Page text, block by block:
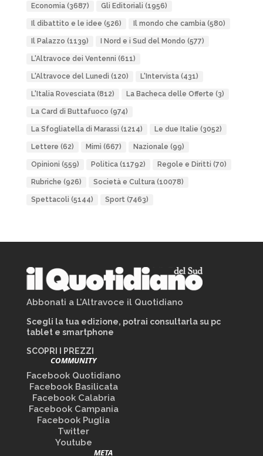
Economia(3687) Gli Editoriali (1956)
Il dibattito e le idee (526) Il mondo che cambia(580)
Il Palazzo (1139) I Nord e i Sud del Mondo (577)
L'Altravoce dei Ventenni (611)
L'Altravoce del Lunedì (120) L'Intervista(431)
L'Italia Rovesciata(812) La Bacheca delle Offerte (3)
La Card di Buttafuoco (974)
La Sfogliatella di Marassi (1214) Le due Italie (3052)
Lettere (62) Mimì (667) Nazionale (99)
Opinioni (559) Politica(11792) Regole e Diritti (70)
Rubriche (926) Società e Cultura(10078)
Spettacoli (5144) Sport(7463)
Abbonati a L’Altravoce il Quotidiano
Scegli la tua edizione, potrai consultarla su pc
tablet e smartphone
SCOPRI I PREZZI
COMMUNITY
Facebook Quotidiano
Facebook Basilicata
Facebook Calabria
Facebook Campania
Facebook Puglia
Twitter
Youtube
META